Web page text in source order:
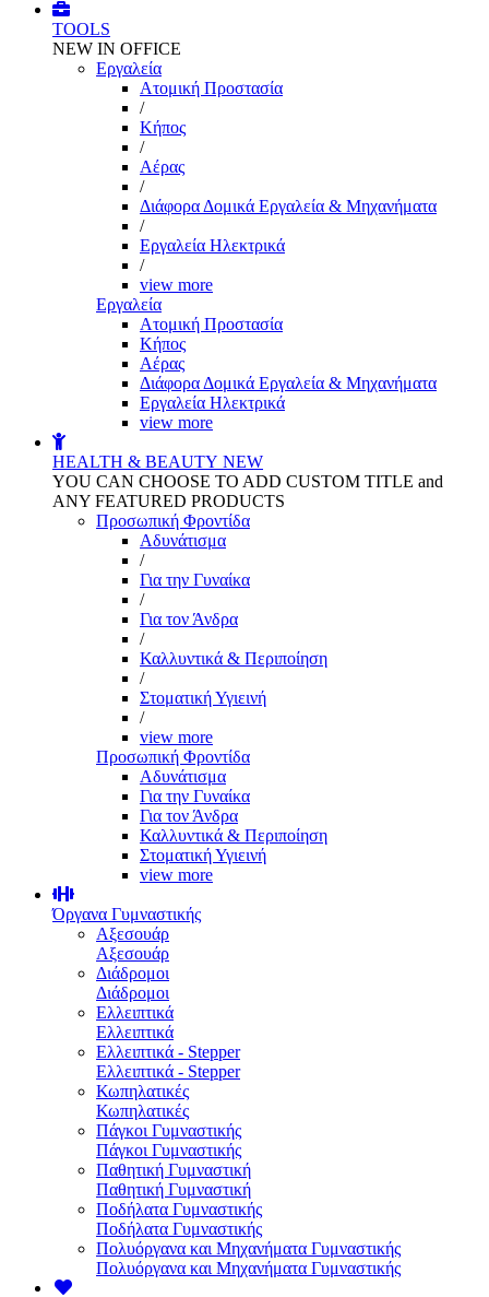
TOOLS
NEW IN OFFICE
Εργαλεία
Aτομική Προστασία
/
Kήπος
/
Αέρας
/
Διάφορα Δομικά Εργαλεία & Μηχανήματα
/
Εργαλεία Ηλεκτρικά
/
view more
Εργαλεία
Aτομική Προστασία
Kήπος
Αέρας
Διάφορα Δομικά Εργαλεία & Μηχανήματα
Εργαλεία Ηλεκτρικά
view more
HEALTH & BEAUTY NEW
YOU CAN CHOOSE TO ADD CUSTOM TITLE and
ANY FEATURED PRODUCTS
Προσωπική Φροντίδα
Αδυνάτισμα
/
Για την Γυναίκα
/
Για τον Άνδρα
/
Καλλυντικά & Περιποίηση
/
Στοματική Υγιεινή
/
view more
Προσωπική Φροντίδα
Αδυνάτισμα
Για την Γυναίκα
Για τον Άνδρα
Καλλυντικά & Περιποίηση
Στοματική Υγιεινή
view more
Όργανα Γυμναστικής
Αξεσουάρ
Αξεσουάρ
Διάδρομοι
Διάδρομοι
Ελλειπτικά
Ελλειπτικά
Ελλειπτικά - Stepper
Ελλειπτικά - Stepper
Κωπηλατικές
Κωπηλατικές
Πάγκοι Γυμναστικής
Πάγκοι Γυμναστικής
Παθητική Γυμναστική
Παθητική Γυμναστική
Ποδήλατα Γυμναστικής
Ποδήλατα Γυμναστικής
Πολυόργανα και Μηχανήματα Γυμναστικής
Πολυόργανα και Μηχανήματα Γυμναστικής